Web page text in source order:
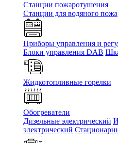
Станции пожаротушения
Станции для водяного
Приборы управления и
Блоки управления DAB
Жидкотопливные горелки
Обогреватели
Дизельные электрический
электрический